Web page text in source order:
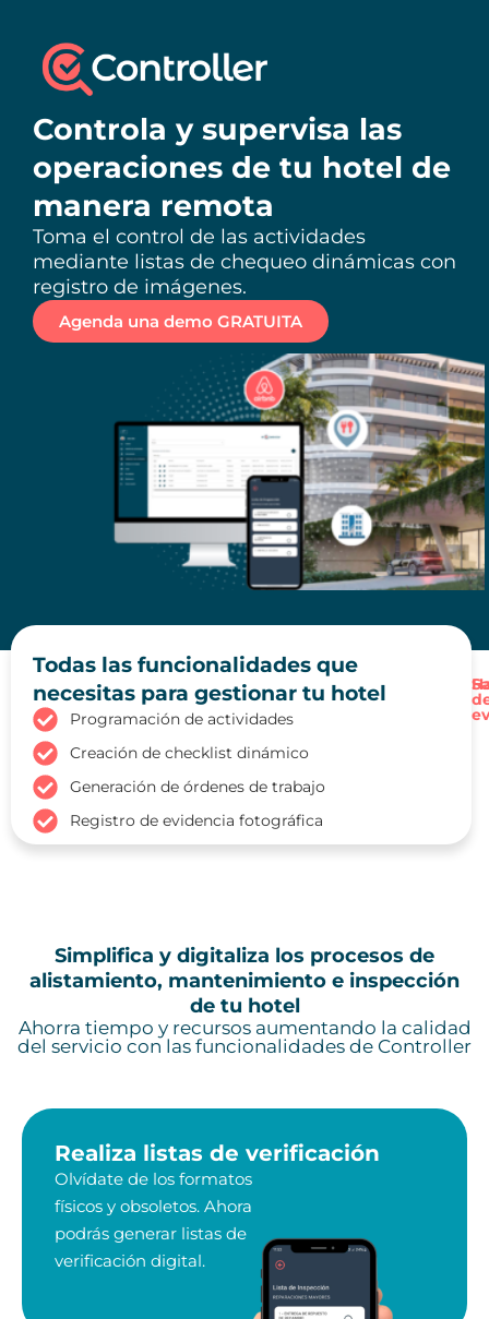
Controla y supervisa las
operaciones de tu hotel de
manera remota
Toma el control de las actividades
mediante listas de chequeo dinámicas con
registro de imágenes.
Agenda una demo GRATUITA
Todas las funcionalidades que
necesitas para gestionar tu hotel
Programación de actividades
Creación de checklist dinámico
Generación de órdenes de trabajo
Registro de evidencia fotográfica
Simplifica y digitaliza los procesos de
alistamiento, mantenimiento e inspección
de tu hotel
Ahorra tiempo y recursos aumentando la calidad
del servicio con las funcionalidades de Controller
Realiza listas de verificación
Olvídate de los formatos
físicos y obsoletos. Ahora
podrás generar listas de
verificación digital.